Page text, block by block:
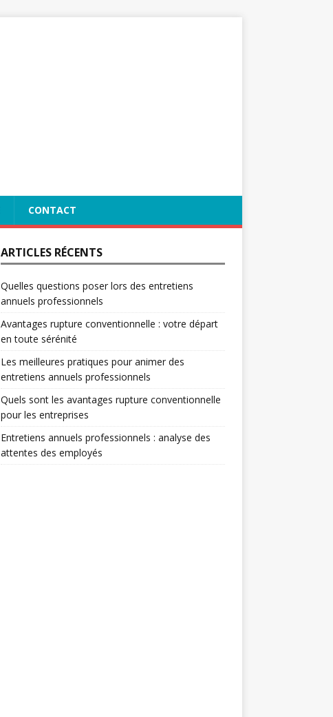
CONTACT
ARTICLES RÉCENTS
Quelles questions poser lors des entretiens
annuels professionnels
Avantages rupture conventionnelle : votre départ
en toute sérénité
Les meilleures pratiques pour animer des
entretiens annuels professionnels
Quels sont les avantages rupture conventionnelle
pour les entreprises
Entretiens annuels professionnels : analyse des
attentes des employés